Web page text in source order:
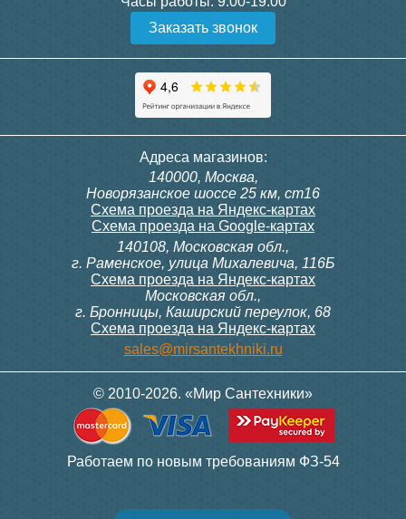
Заказать звонок
Адреса магазинов:
140000, Москва,
Новорязанское шоссе 25 км, ст16
Схема проезда на Яндекс-картах
Схема проезда на Google-картах
140108, Московская обл.,
г. Раменское, улица Михалевича, 116Б
Схема проезда на Яндекс-картах
Московская обл.,
г. Бронницы, Каширский переулок, 68
Схема проезда на Яндекс-картах
sales@mirsantekhniki.ru
© 2010-2026. «Мир Сантехники»
Работаем по новым требованиям ФЗ-54